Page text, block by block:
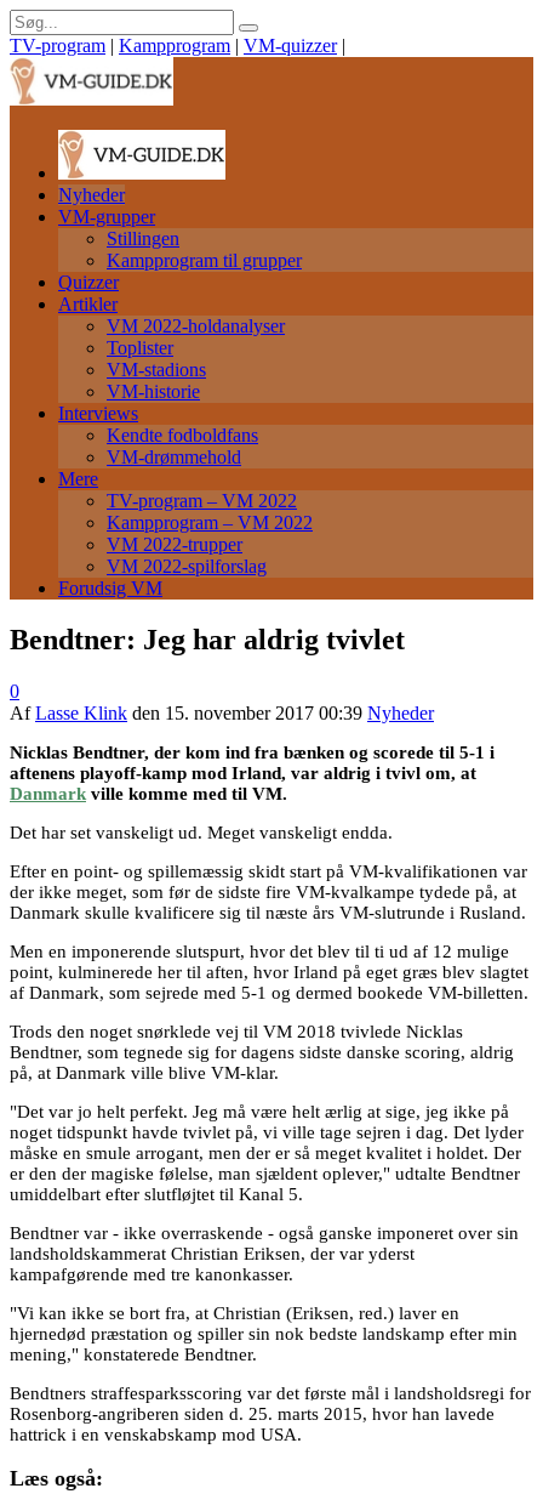
TV-program | Kampprogram | VM-quizzer |
Nyheder
VM-grupper
Stillingen
Kampprogram til grupper
Quizzer
Artikler
VM 2022-holdanalyser
Toplister
VM-stadions
VM-historie
Interviews
Kendte fodboldfans
VM-drømmehold
Mere
TV-program – VM 2022
Kampprogram – VM 2022
VM 2022-trupper
VM 2022-spilforslag
Forudsig VM
Bendtner: Jeg har aldrig tvivlet
0
AfLasse Klink den 15. november 2017 00:39 Nyheder
Nicklas Bendtner, der kom ind fra bænken og scorede til 5-1 i
aftenens playoff-kamp mod Irland, var aldrig i tvivl om, at
Danmark ville komme med til VM.
Det har set vanskeligt ud. Meget vanskeligt endda.
Efter en point- og spillemæssig skidt start på VM-kvalifikationen var
der ikke meget, som før de sidste fire VM-kvalkampe tydede på, at
Danmark skulle kvalificere sig til næste års VM-slutrunde i Rusland.
Men en imponerende slutspurt, hvor det blev til ti ud af 12 mulige
point, kulminerede her til aften, hvor Irland på eget græs blev slagtet
af Danmark, som sejrede med 5-1 og dermed bookede VM-billetten.
Trods den noget snørklede vej til VM 2018 tvivlede Nicklas
Bendtner, som tegnede sig for dagens sidste danske scoring, aldrig
på, at Danmark ville blive VM-klar.
"Det var jo helt perfekt. Jeg må være helt ærlig at sige, jeg ikke på
noget tidspunkt havde tvivlet på, vi ville tage sejren i dag. Det lyder
måske en smule arrogant, men der er så meget kvalitet i holdet. Der
er den der magiske følelse, man sjældent oplever," udtalte Bendtner
umiddelbart efter slutfløjtet til Kanal 5.
Bendtner var - ikke overraskende - også ganske imponeret over sin
landsholdskammerat Christian Eriksen, der var yderst
kampafgørende med tre kanonkasser.
"Vi kan ikke se bort fra, at Christian (Eriksen, red.) laver en
hjernedød præstation og spiller sin nok bedste landskamp efter min
mening," konstaterede Bendtner.
Bendtners straffesparksscoring var det første mål i landsholdsregi for
Rosenborg-angriberen siden d. 25. marts 2015, hvor han lavede
hattrick i en venskabskamp mod USA.
Læs også: